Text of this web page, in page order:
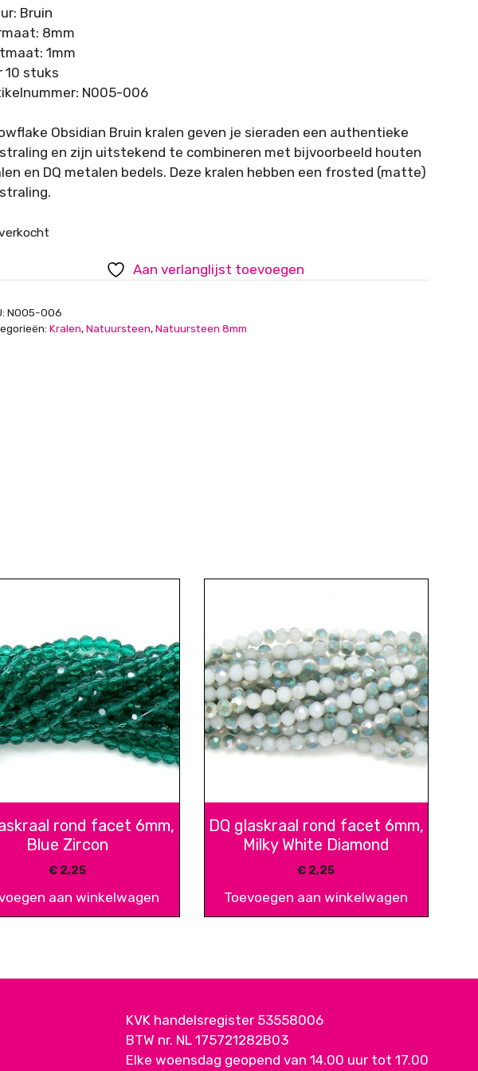
Bruin
8mm
1mm
10 stuks
N005-006
Obsidian Bruin kralen geven je sieraden een authentieke
en zijn uitstekend te combineren met bijvoorbeeld houten
en DQ metalen bedels. Deze kralen hebben een frosted (matte)
Aan verlanglijst toevoegen
N005-006
Kralen,Natuursteen,Natuursteen 8mm
rond facet 6mm,
Blue Zircon
€2,25
aan winkelwagen
DQ glaskraal rond facet 6mm,
Milky White Diamond
€ 2,25
Toevoegen aan winkelwagen
KVK handelsregister 53558006
BTW nr. NL 175721282B03
Elke woensdag geopend van 14.00 uur tot 17.00